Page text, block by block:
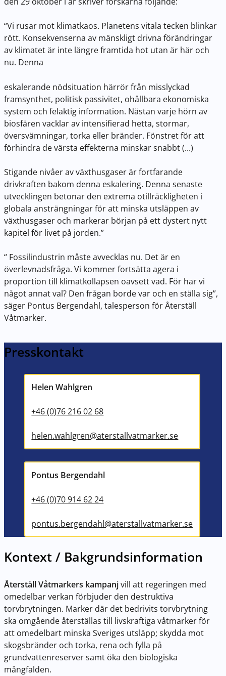
“Vi rusar mot klimatkaos. Planetens vitala tecken blinkar
rött. Konsekvenserna av mänskligt drivna förändringar
av klimatet är inte längre framtida hot utan är här och
nu. Denna
eskalerande nödsituation härrör från misslyckad
framsynthet, politisk passivitet, ohållbara ekonomiska
system och felaktig information. Nästan varje hörn av
biosfären vacklar av intensifierad hetta, stormar,
översvämningar, torka eller bränder. Fönstret för att
förhindra de värsta effekterna minskar snabbt (...)
Stigande nivåer av växthusgaser är fortfarande
drivkraften bakom denna eskalering. Denna senaste
utvecklingen betonar den extrema otillräckligheten i
globala ansträngningar för att minska utsläppen av
växthusgaser och markerar början på ett dystert nytt
kapitel för livet på jorden.”
“ Fossilindustrin måste avvecklas nu. Det är en
överlevnadsfråga. Vi kommer fortsätta agera i
proportion till klimatkollapsen oavsett vad. För har vi
något annat val? Den frågan borde var och en ställa sig”,
säger Pontus Bergendahl, talesperson för Återställ
Våtmarker.
Presskontakt
Helen Wahlgren
+46 (0)76 216 02 68
helen.wahlgren@aterstallvatmarker.se
Pontus Bergendahl
+46 (0)70 914 62 24
pontus.bergendahl@aterstallvatmarker.se
Kontext / Bakgrundsinformation
Återställ Våtmarkers kampanjvill att regeringen med
omedelbar verkan förbjuder den destruktiva
torvbrytningen. Marker där det bedrivits torvbrytning
ska omgående återställas till livskraftiga våtmarker för
att omedelbart minska Sveriges utsläpp; skydda mot
skogsbränder och torka, rena och fylla på
grundvattenreserver samt öka den biologiska
mångfalden.